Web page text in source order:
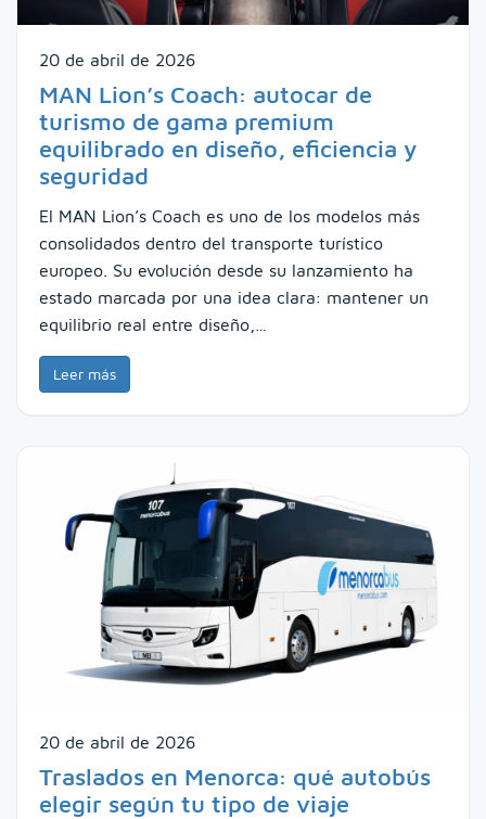
20 de abril de 2026
MAN Lion’s Coach: autocar de
turismo de gama premium
equilibrado en diseño, eficiencia y
seguridad
El MAN Lion’s Coach es uno de los modelos más
consolidados dentro del transporte turístico
europeo. Su evolución desde su lanzamiento ha
estado marcada por una idea clara: mantener un
equilibrio real entre diseño,…
Leer más
20 de abril de 2026
Traslados en Menorca: qué autobús
elegir según tu tipo de viaje